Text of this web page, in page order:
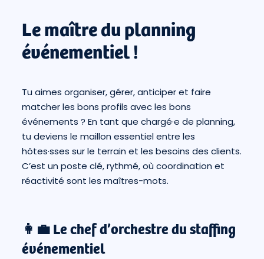
Le maître du planning
événementiel !
Tu aimes organiser, gérer, anticiper et faire
matcher les bons profils avec les bons
événements ? En tant que chargé·e de planning,
tu deviens le maillon essentiel entre les
hôtes·sses sur le terrain et les besoins des clients.
C’est un poste clé, rythmé, où coordination et
réactivité sont les maîtres-mots.
👩‍💼 Le chef d’orchestre du staffing
événementiel